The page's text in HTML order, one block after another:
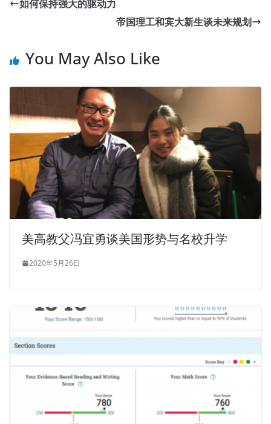
如何保持强大的驱动力
帝国理工和宾大新生谈未来规划
You May Also Like
美高教父冯宜勇谈美国形势与名校升学
2020年5月26日